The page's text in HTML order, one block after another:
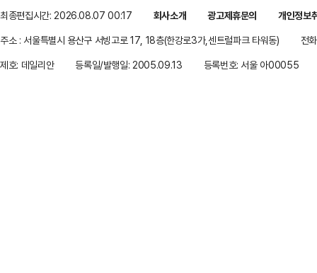
최종편집시간: 2026.08.07 00:17 회사소개 광고제휴문의
개인정보
주소 : 서울특별시 용산구 서빙고로 17, 18층(한강로3가,센트럴파크 타워동)
전
제호: 데일리안
등록일/발행일: 2005.09.13 등록번호: 서울 아00055